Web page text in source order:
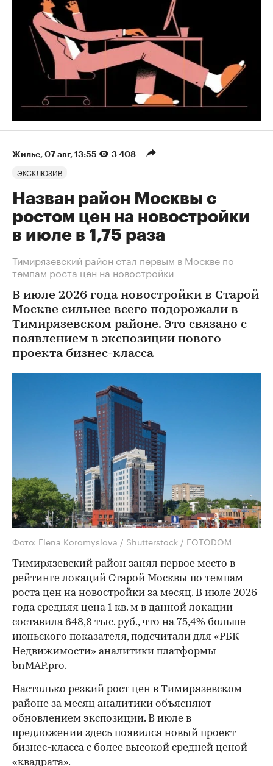
Жилье⁠, 07 авг, 13:55 3 408
ЭКСКЛЮЗИВ
Назван район Москвы с
ростом цен на новостройки
в июле в 1,75 раза
Тимирязевский район стал первым в Москве по
темпам роста цен на новостройки
В июле 2026 года новостройки в Старой
Москве сильнее всего подорожали в
Тимирязевском районе. Это связано с
появлением в экспозиции нового
проекта бизнес-класса
Фото: Elena Koromyslova / Shutterstock / FOTODOM
Тимирязевский район занял первое место в
рейтинге локаций Старой Москвы по темпам
роста цен на новостройки за месяц. В июле 2026
года средняя цена 1 кв. м в данной локации
составила 648,8 тыс. руб., что на 75,4% больше
июньского показателя, подсчитали для «РБК
Недвижимости» аналитики платформы
bnMAP.pro.
Настолько резкий рост цен в Тимирязевском
районе за месяц аналитики объясняют
обновлением экспозиции. В июле в
предложении здесь появился новый проект
бизнес-класса с более высокой средней ценой
«квадрата».